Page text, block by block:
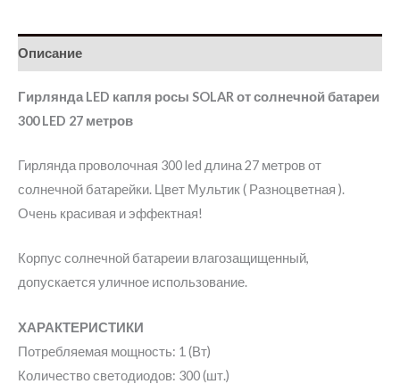
Описание
Гирлянда LED капля росы SOLAR от солнечной батареи
300 LED 27 метров
Гирлянда проволочная 300 led длина 27 метров от
солнечной батарейки. Цвет Мультик ( Разноцветная ).
Очень красивая и эффектная!
Корпус солнечной батареии влагозащищенный,
допускается уличное использование.
ХАРАКТЕРИСТИКИ
Потребляемая мощность: 1 (Вт)
Количество светодиодов: 300 (шт.)